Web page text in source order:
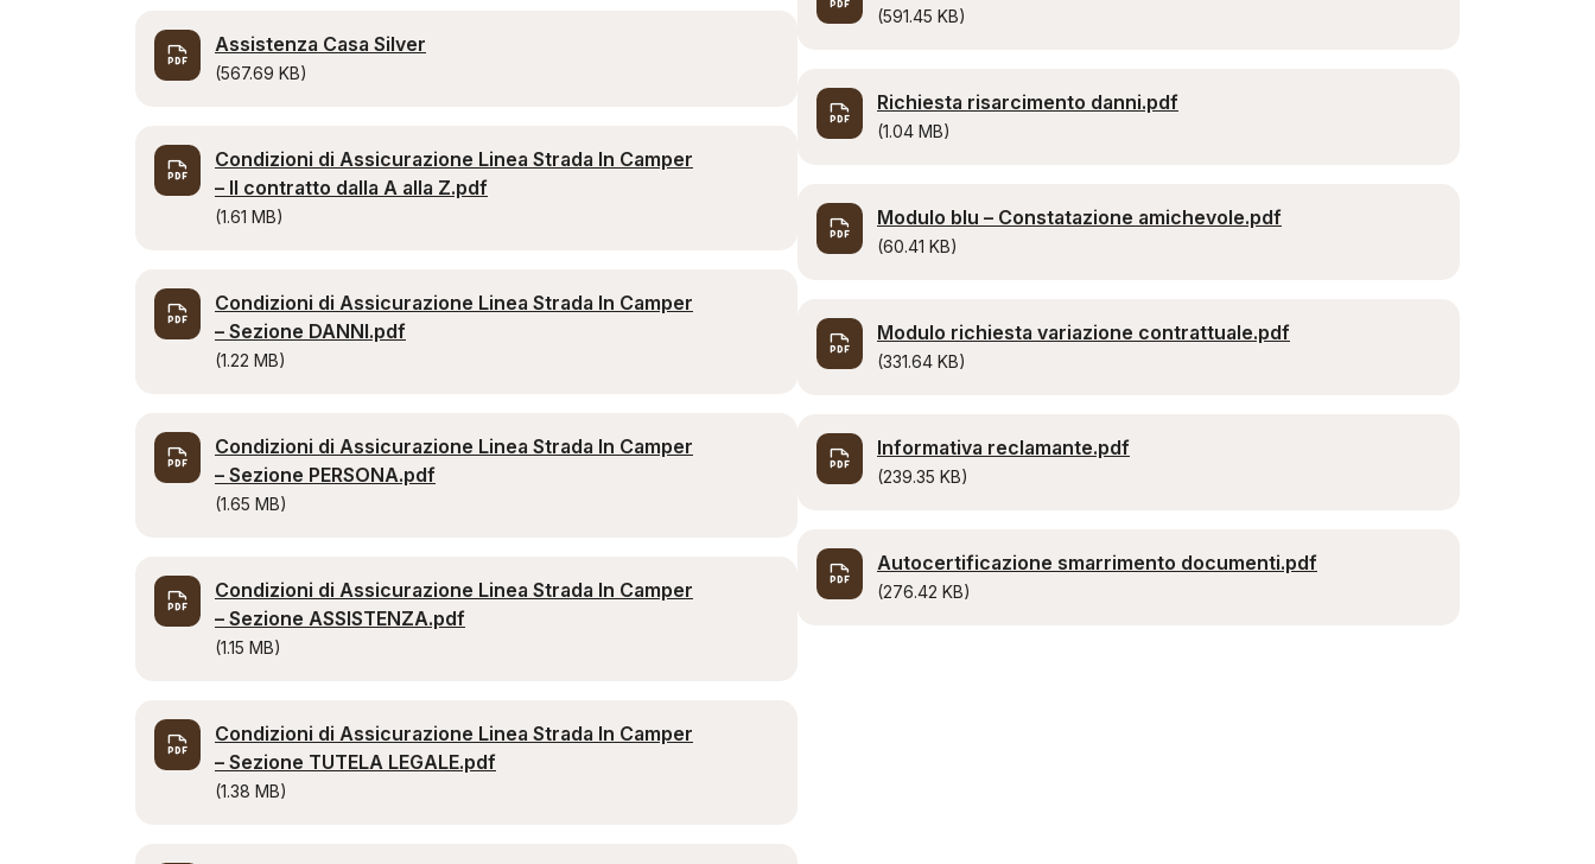
Assistenza Casa Silver
(567.69 KB)
Condizioni di Assicurazione Linea Strada In Camper
– Il contratto dalla A alla Z.pdf
(1.61 MB)
Condizioni di Assicurazione Linea Strada In Camper
– Sezione DANNI.pdf
(1.22 MB)
Condizioni di Assicurazione Linea Strada In Camper
– Sezione PERSONA.pdf
(1.65 MB)
Condizioni di Assicurazione Linea Strada In Camper
– Sezione ASSISTENZA.pdf
(1.15 MB)
Condizioni di Assicurazione Linea Strada In Camper
– Sezione TUTELA LEGALE.pdf
(1.38 MB)
(591.45 KB)
Richiesta risarcimento danni.pdf
(1.04 MB)
Modulo blu – Constatazione amichevole.pdf
(60.41 KB)
Modulo richiesta variazione contrattuale.pdf
(331.64 KB)
Informativa reclamante.pdf
(239.35 KB)
Autocertificazione smarrimento documenti.pdf
(276.42 KB)